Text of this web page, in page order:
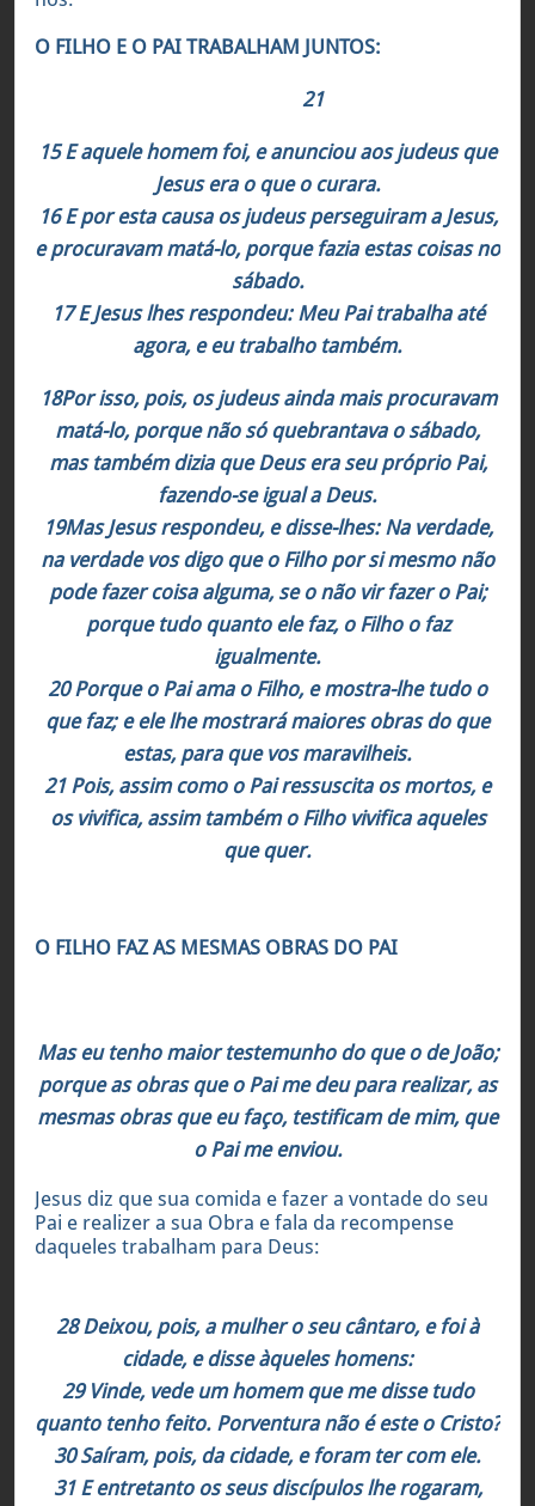
O FILHO E O PAI TRABALHAM JUNTOS:
21
15 E aquele homem foi, e anunciou aos judeus que
Jesus era o que o curara.
16 E por esta causa os judeus perseguiram a Jesus,
e procuravam matá-lo, porque fazia estas coisas no
sábado.
17 E Jesus lhes respondeu: Meu Pai trabalha até
agora, e eu trabalho também.
18Por isso, pois, os judeus ainda mais procuravam
matá-lo, porque não só quebrantava o sábado,
mas também dizia que Deus era seu próprio Pai,
fazendo-se igual a Deus.
19Mas Jesus respondeu, e disse-lhes: Na verdade,
na verdade vos digo que o Filho por si mesmo não
pode fazer coisa alguma, se o não vir fazer o Pai;
porque tudo quanto ele faz, o Filho o faz
igualmente.
20 Porque o Pai ama o Filho, e mostra-lhe tudo o
que faz; e ele lhe mostrará maiores obras do que
estas, para que vos maravilheis.
21 Pois, assim como o Pai ressuscita os mortos, e
os vivifica, assim também o Filho vivifica aqueles
que quer.
O FILHO FAZ AS MESMAS OBRAS DO PAI
Mas eu tenho maior testemunho do que o de João;
porque as obras que o Pai me deu para realizar, as
mesmas obras que eu faço, testificam de mim, que
o Pai me enviou.
Jesus diz que sua comida e fazer a vontade do seu
Pai e realizer a sua Obra e fala da recompense
daqueles trabalham para Deus:
28 Deixou, pois, a mulher o seu cântaro, e foi à
cidade, e disse àqueles homens:
29 Vinde, vede um homem que me disse tudo
quanto tenho feito. Porventura não é este o Cristo?
30 Saíram, pois, da cidade, e foram ter com ele.
31 E entretanto os seus discípulos lhe rogaram,